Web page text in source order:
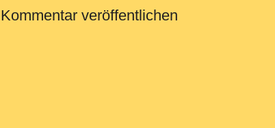
Kommentar veröffentlichen